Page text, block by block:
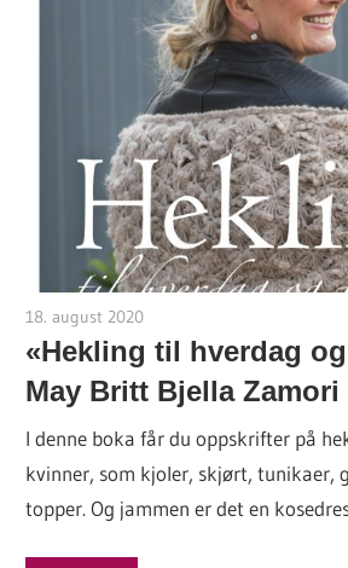
18. august 2020
«Hekling til hverdag
May Britt Bjella Zamori
I denne boka får du oppskrifter på
kvinner, som kjoler, skjørt, tunikaer,
topper. Og jammen er det en